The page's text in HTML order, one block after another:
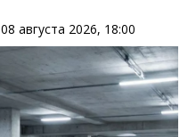
08 августа 2026, 18:00